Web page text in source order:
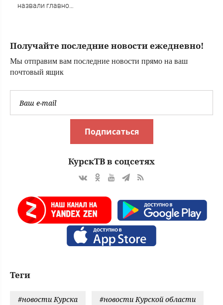
назвали главной
Новости на
Получайте последние новости ежедневно!
Мы отправим вам последние новости прямо на ваш
почтовый ящик
Подписаться
КурскТВ в соцсетях
Теги
#новости Курска #новости Курской области